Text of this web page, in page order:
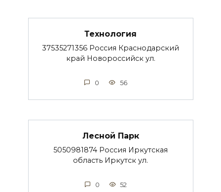
Технология
37535271356 Россия Краснодарский
край Новороссийск ул.
0 56
Лесной Парк
5050981874 Россия Иркутская
область Иркутск ул.
0 52